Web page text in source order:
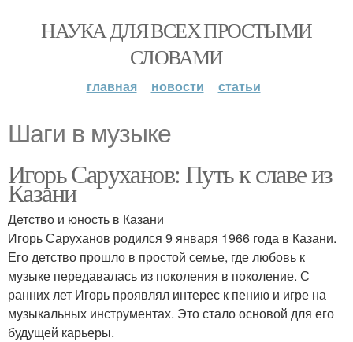
НАУКА ДЛЯ ВСЕХ ПРОСТЫМИ
СЛОВАМИ
главная новости статьи
Шаги в музыке
Игорь Саруханов: Путь к славе из
Казани
Детство и юность в Казани
Игорь Саруханов родился 9 января 1966 года в Казани.
Его детство прошло в простой семье, где любовь к
музыке передавалась из поколения в поколение. С
ранних лет Игорь проявлял интерес к пению и игре на
музыкальных инструментах. Это стало основой для его
будущей карьеры.